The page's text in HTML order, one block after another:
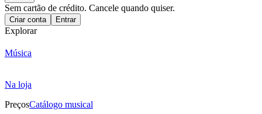
Sem cartão de crédito. Cancele quando quiser.
Criar conta Entrar
Explorar
Música
Na loja
PreçosCatálogo musical